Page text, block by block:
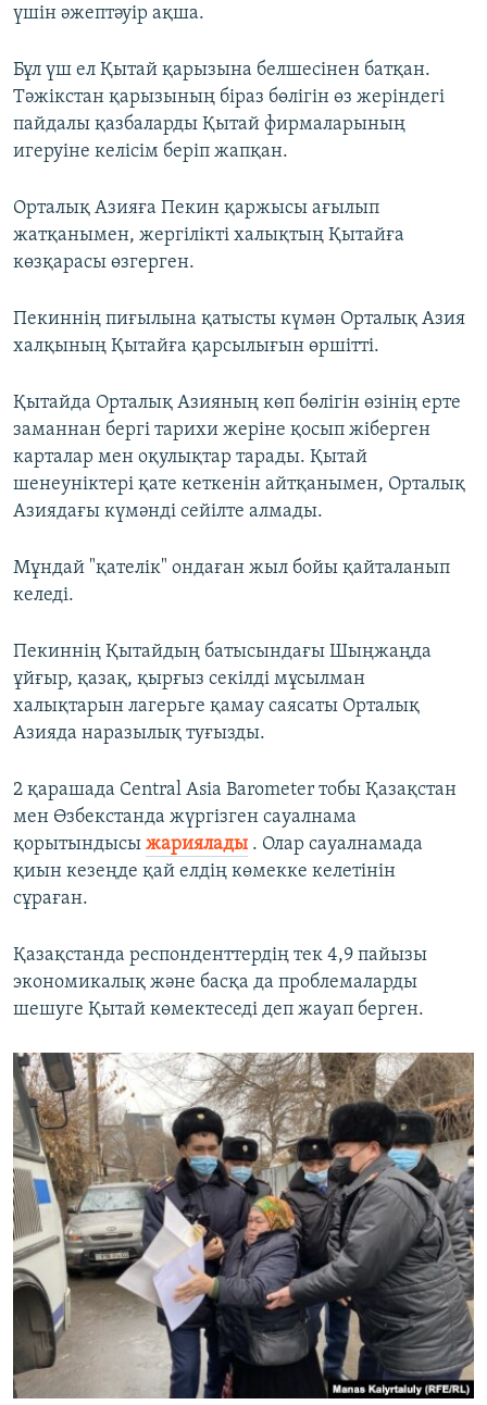
үшін әжептәуір ақша.
Бұл үш ел Қытай қарызына белшесінен батқан.
Тәжікстан қарызының біраз бөлігін өз жеріндегі
пайдалы қазбаларды Қытай фирмаларының
игеруіне келісім беріп жапқан.
Орталық Азияға Пекин қаржысы ағылып
жатқанымен, жергілікті халықтың Қытайға
көзқарасы өзгерген.
Пекиннің пиғылына қатысты күмән Орталық Азия
халқының Қытайға қарсылығын өршітті.
Қытайда Орталық Азияның көп бөлігін өзінің ерте
заманнан бергі тарихи жеріне қосып жіберген
карталар мен оқулықтар тарады. Қытай
шенеуніктері қате кеткенін айтқанымен, Орталық
Азиядағы күмәнді сейілте алмады.
Мұндай "қателік" ондаған жыл бойы қайталанып
келеді.
Пекиннің Қытайдың батысындағы Шыңжаңда
ұйғыр, қазақ, қырғыз секілді мұсылман
халықтарын лагерьге қамау саясаты Орталық
Азияда наразылық туғызды.
2 қарашада Central Asia Barometer тобы Қазақстан
мен Өзбекстанда жүргізген сауалнама
қорытындысы жариялады . Олар сауалнамада
қиын кезеңде қай елдің көмекке келетінін
сұраған.
Қазақстанда респонденттердің тек 4,9 пайызы
экономикалық және басқа да проблемаларды
шешуге Қытай көмектеседі деп жауап берген.